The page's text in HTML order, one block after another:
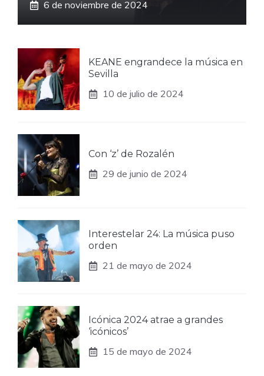
6 de noviembre de 2024
KEANE engrandece la música en
Sevilla
10 de julio de 2024
Con ‘z’ de Rozalén
29 de junio de 2024
Interestelar 24: La música puso
orden
21 de mayo de 2024
Icónica 2024 atrae a grandes
‘icónicos’
15 de mayo de 2024